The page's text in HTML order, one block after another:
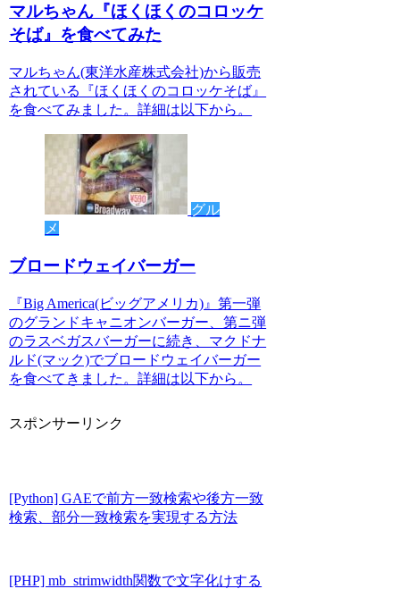
マルちゃん『ほくほくのコロッケ
そば』を食べてみた
マルちゃん(東洋水産株式会社)から販売
されている『ほくほくのコロッケそば』
を食べてみました。詳細は以下から。
グル
メ
ブロードウェイバーガー
『Big America(ビッグアメリカ)』第一弾
のグランドキャニオンバーガー、第ニ弾
のラスベガスバーガーに続き、マクドナ
ルド(マック)でブロードウェイバーガー
を食べてきました。詳細は以下から。
スポンサーリンク
[Python] GAEで前方一致検索や後方一致
検索、部分一致検索を実現する方法
[PHP] mb_strimwidth関数で文字化けする